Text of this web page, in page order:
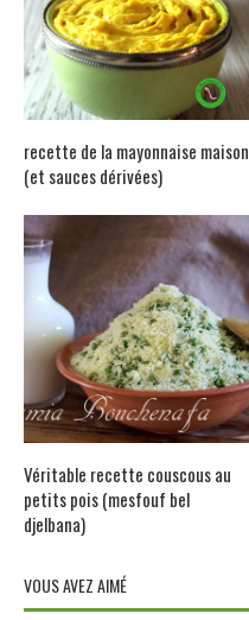
recette de la mayonnaise maison
(et sauces dérivées)
Véritable recette couscous au
petits pois (mesfouf bel
djelbana)
VOUS AVEZ AIMÉ